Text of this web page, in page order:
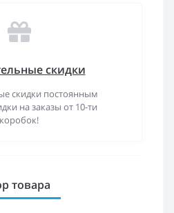
скидки
скидки постоянным
на заказы от 10-ти
коробок!
товара